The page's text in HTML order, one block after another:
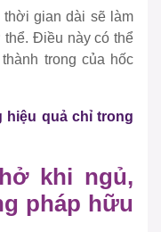
thời gian dài sẽ làm
thể. Điều này có thể
trong của hốc
hiệu quả chỉ trong
khi ngủ,
pháp hữu